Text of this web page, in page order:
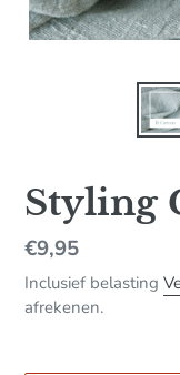
Styling
Normale
prijs
€9,95
Inclusief belasting
afrekenen.